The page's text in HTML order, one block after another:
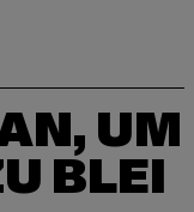
UM
BLEI